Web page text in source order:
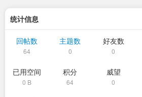
统计信息
回帖数
64
主题数
0
好友数
0
已用空间
0 B
积分
64
威望
0